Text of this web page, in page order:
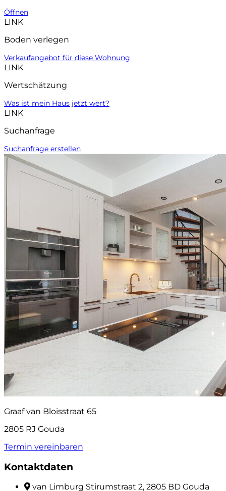
Öffnen
LINK
Boden verlegen
Verkaufangebot für diese Wohnung
LINK
Wertschätzung
Was ist mein Haus jetzt wert?
LINK
Suchanfrage
Suchanfrage erstellen
Graaf van Bloisstraat 65
2805 RJ Gouda
Termin vereinbaren
Kontaktdaten
van Limburg Stirumstraat 2, 2805 BD Gouda